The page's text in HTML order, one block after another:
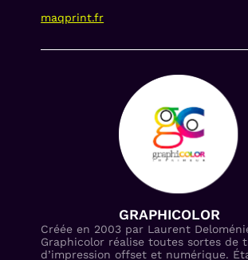
maqprint.fr
GRAPHICOLOR
Créée en 2003 par Laurent
Graphicolor réalise toutes sortes de
d’impression offset et numérique.